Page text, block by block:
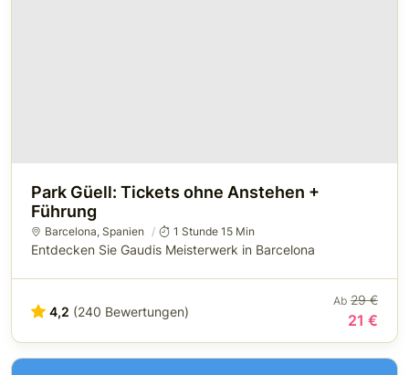
Park Güell: Tickets ohne Anstehen +
Führung
Barcelona, Spanien 1 Stunde 15 Min
Entdecken Sie Gaudis Meisterwerk in Barcelona
4,2 (240 Bewertungen)
Ab 29 €
21 €